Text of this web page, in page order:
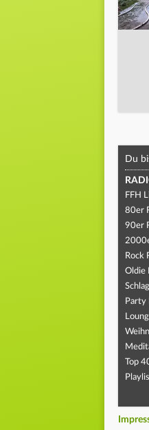
Du
FFH
80er
90er
Rock
Oldie
Party
Top